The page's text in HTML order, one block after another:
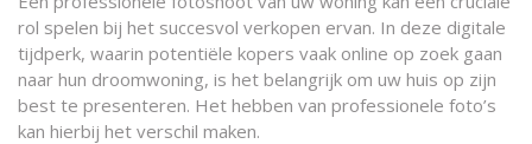
rol spelen bij het succesvol verkopen ervan. In deze digitale
tijdperk, waarin potentiële kopers vaak online op zoek gaan
naar hun droomwoning, is het belangrijk om uw huis op zijn
best te presenteren. Het hebben van professionele foto’s
kan hierbij het verschil maken.